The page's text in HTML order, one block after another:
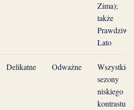
Zima);
także
Prawdziwe
Lato
Delikatne Odważne
Wszystkie
sezony
niskiego
kontrastu;